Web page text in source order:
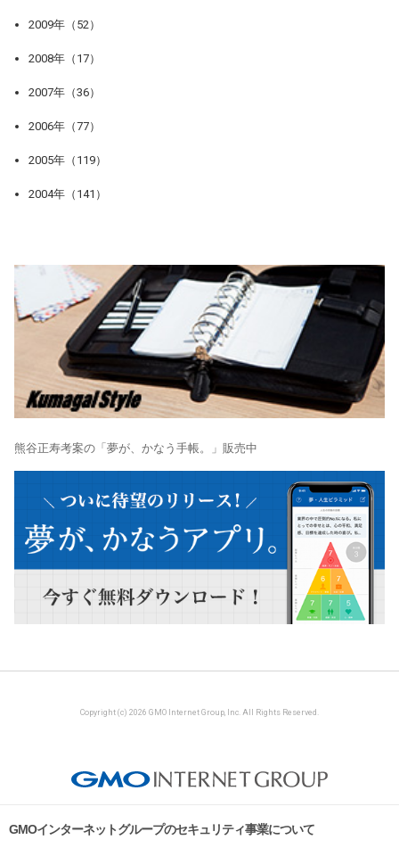
2009年（52）
2008年（17）
2007年（36）
2006年（77）
2005年（119）
2004年（141）
熊谷正寿考案の「夢が、かなう手帳。」販売中
Copyright (c) 2026 GMO Internet Group, Inc. All Rights Reserved.
GMOインターネットグループのセキュリティ事業について